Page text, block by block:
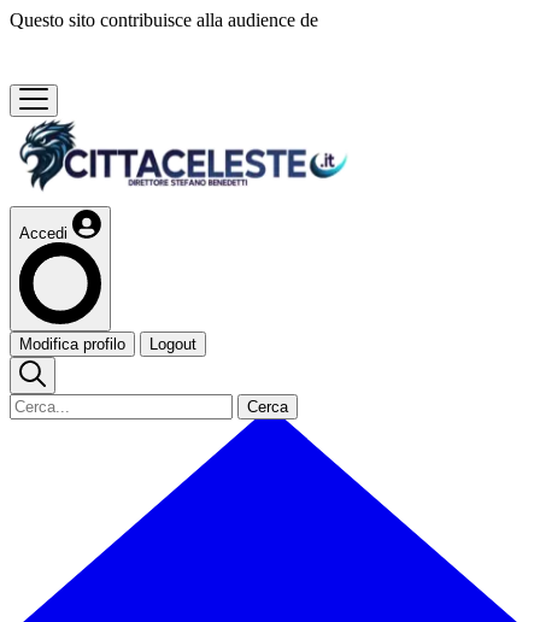
Questo sito contribuisce alla audience de
Accedi
Modifica profilo Logout
Cerca